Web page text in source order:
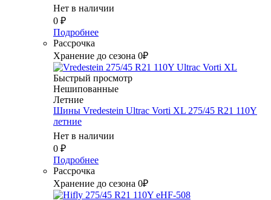
Нет в наличии
0 ₽
Подробнее
Рассрочка
Хранение до сезона 0₽
Быстрый просмотр
Нешипованные
Летние
Шины Vredestein Ultrac Vorti XL 275/45 R21 110Y
летние
Нет в наличии
0 ₽
Подробнее
Рассрочка
Хранение до сезона 0₽